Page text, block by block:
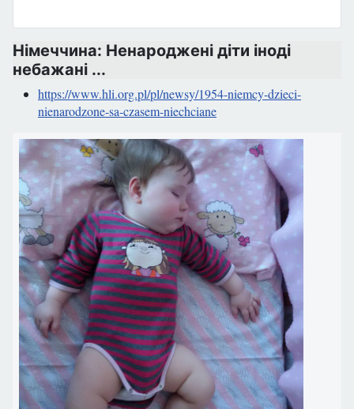
Німеччина: Ненароджені діти іноді
небажані ...
https://www.hli.org.pl/pl/newsy/1954-niemcy-dzieci-
nienarodzone-sa-czasem-niechciane